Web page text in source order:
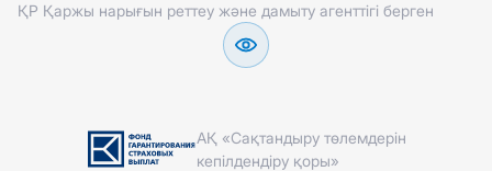
ҚР Қаржы нарығын реттеу және дамыту агенттігі берген
АҚ «Сақтандыру төлемдерін
кепілдендіру қоры»